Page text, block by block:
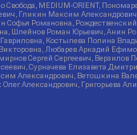
MEDIUM-ORIENT,
Гликин Максим
Софья Романовна,
Шлейнов Роман Юрьевич, Анин
Костылева Полина
Любарев Аркадий
Сергей Сергеевич,
Сурначева Елизавета
Ветошкина
Александрович, Григорьева